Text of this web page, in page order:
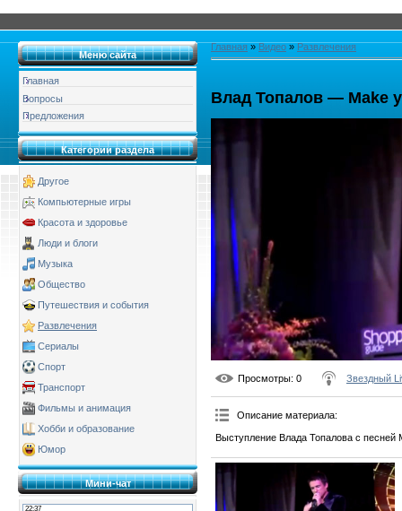
Меню сайта
Главная
Вопросы
Предложения
Категории раздела
Другое
Компьютерные игры
Красота и здоровье
Люди и блоги
Музыка
Общество
Путешествия и события
Развлечения
Сериалы
Спорт
Транспорт
Фильмы и анимация
Хобби и образование
Юмор
Мини-чат
Главная » Видео » Развлечения
Влад Топалов — Make
Просмотры: 0 Звездный
Описание материала:
Выступление Влада Топалова с песней